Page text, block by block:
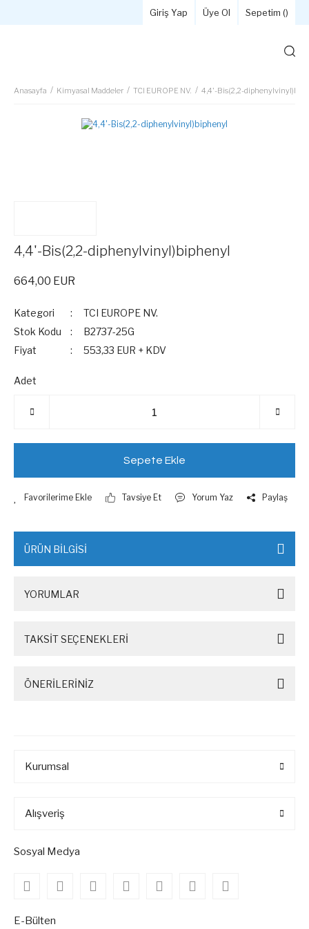
Giriş Yap Üye Ol Sepetim ()
Anasayfa Kimyasal Maddeler TCI EUROPE NV. 4,4'-Bis(2,2-
4,4'-Bis(2,2-diphenylvinyl)biphenyl
664,00 EUR
Kategori
TCI EUROPE NV.
Stok Kodu
B2737-25G
Fiyat
553,33 EUR + KDV
Adet
Sepete Ekle
Tavsiye Et Yorum Yaz Paylaş
ÜRÜN BİLGİSİ
YORUMLAR
TAKSİT SEÇENEKLERİ
ÖNERİLERİNİZ
Kurumsal
Alışveriş
Sosyal Medya
E-Bülten